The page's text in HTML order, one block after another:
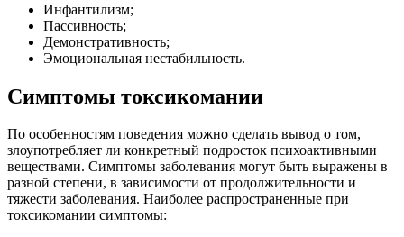
Инфантилизм;
Пассивность;
Демонстративность;
Эмоциональная нестабильность.
Симптомы токсикомании
По особенностям поведения можно сделать вывод о том,
злоупотребляет ли конкретный подросток психоактивными
веществами. Симптомы заболевания могут быть выражены в
разной степени, в зависимости от продолжительности и
тяжести заболевания. Наиболее распространенные при
токсикомании симптомы: